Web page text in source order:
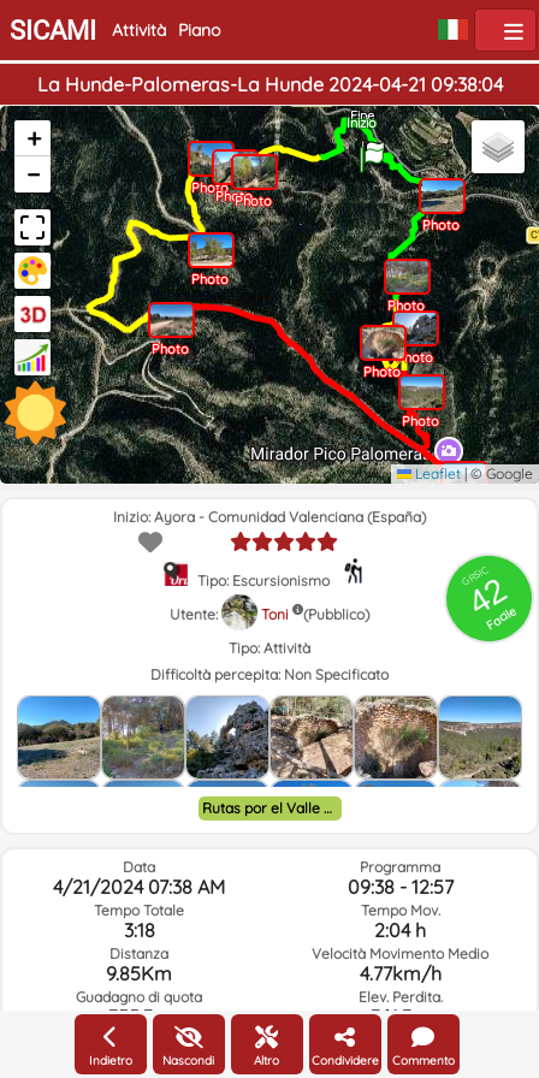
SICAMI Attività Piano
La Hunde-Palomeras-La Hunde 2024-04-21 09:38:04
Inizio
Fine
Photo
Photo
Photo
Photo
Photo
Photo
Photo
Photo
PhotoPhotoPhoto
+
−
Leaflet |© Google
GRSIC
42
Facile
Inizio: Ayora - Comunidad Valenciana (España)
Tipo: Escursionismo
Utente:
Toni
(Pubblico)
Tipo: Attività
Difficoltà percepita: Non Specificato
Rutas por el Valle de Ayora y alrededores.
Data
4/21/2024 07:38 AM
Tempo Totale
3:18
Distanza
9.85Km
Guadagno di quota
355.3m
Programma
09:38 - 12:57
Tempo Mov.
2:04 h
Velocità Movimento Medio
4.77km/h
Elev. Perdita.
361.3m
Indietro Nascondi Altro Condividere Commento